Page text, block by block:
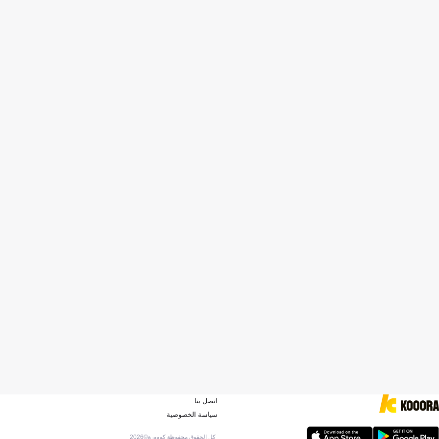
كل الحقوق محفوظة كووورة©2026
اتصل بنا
سياسة الخصوصية